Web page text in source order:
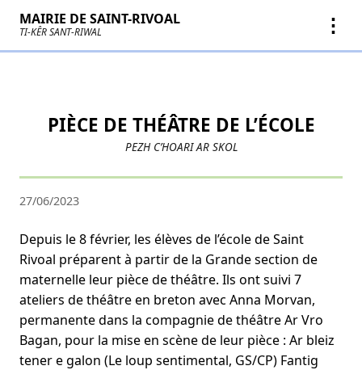
MAIRIE DE SAINT-RIVOAL
TI-KÊR SANT-RIWAL ⋮
PIÈCE DE THÉÂTRE DE L’ÉCOLE
PEZH C’HOARI AR SKOL
27/06/2023
Depuis le 8 février, les élèves de l’école de Saint
Rivoal préparent à partir de la Grande section de
maternelle leur pièce de théâtre. Ils ont suivi 7
ateliers de théâtre en breton avec Anna Morvan,
permanente dans la compagnie de théâtre Ar Vro
Bagan, pour la mise en scène de leur pièce : Ar bleiz
tener e galon (Le loup sentimental, GS/CP) Fantig